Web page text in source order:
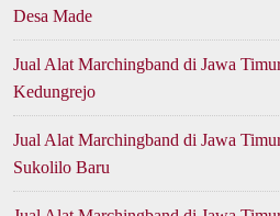
Desa Made
Jual Alat Marchingband di Jawa
Kedungrejo
Jual Alat Marchingband di Jawa
Sukolilo Baru